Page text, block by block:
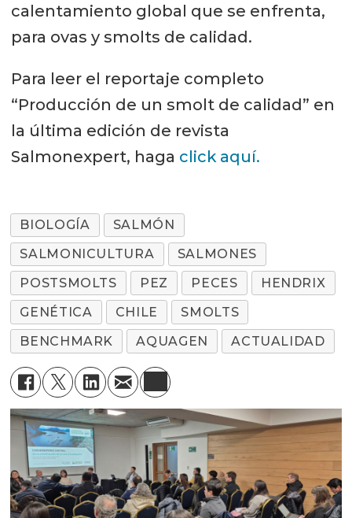
calentamiento global que se enfrenta,
para ovas y smolts de calidad.
Para leer el reportaje completo
“Producción de un smolt de calidad” en
la última edición de revista
Salmonexpert, haga click aquí.
BIOLOGÍA
SALMÓN
SALMONICULTURA
SALMONES
POSTSMOLTS
PEZ PECES
HENDRIX
GENÉTICA
CHILE
SMOLTS
BENCHMARK
AQUAGEN ACTUALIDAD